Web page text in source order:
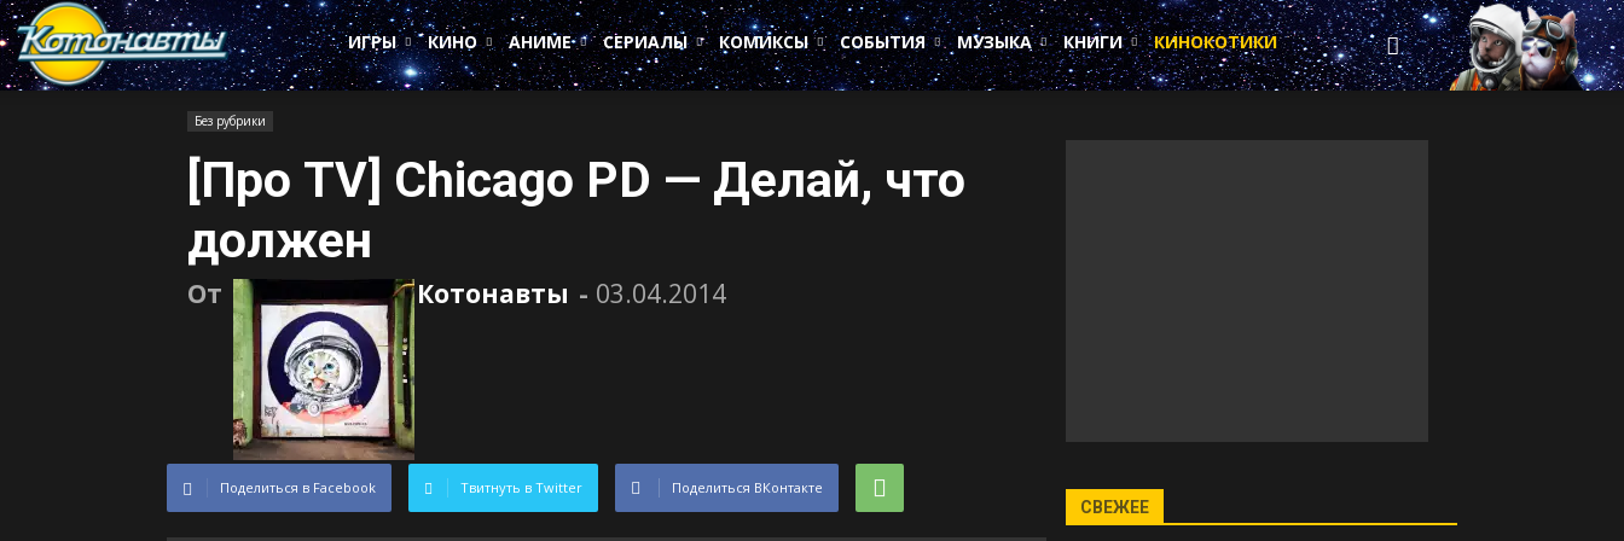
Котонавты
ИГРЫ
КИНО АНИМЕ СЕРИАЛЫ КОМИКСЫ СОБЫТИЯ МУЗЫКА КНИГИ КИНОКОТИКИ
Без рубрики
[Про TV] Chicago PD — Делай, что
должен
От Котонавты - 03.04.2014
Поделиться в Facebook Твитнуть в Twitter Поделиться ВКонтакте
СВЕЖЕЕ